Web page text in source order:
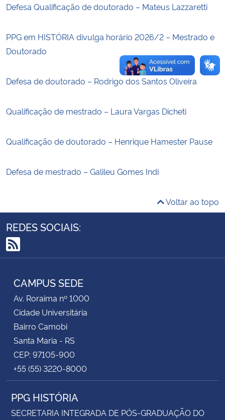
Gabinete de Segurança Institucional
Advocacia-Geral da União
Planalto
Defesa Qualificação de doutorado – Mateus Lazzaretti
PPG em HISTÓRIA divulga horário 2026/2 – Mestrado e
Doutorado
Defesa de doutorado – Rodrigo dos Santos Oliveira
Qualificação de mestrado – Laura Vargas Dicheti
Qualificação de doutorado – Henrique Hamester Pause
Defesa de mestrado – Galileu Gomes Indi
Voltar ao topo
REDES SOCIAIS:
RSS
CAMPUS SEDE
Av. Roraima nº 1000
Cidade Universitária
Bairro Camobi
Santa Maria - RS
CEP: 97105-900
+55 (55) 3220-8000
PPG HISTÓRIA
SECRETARIA INTEGRADA DE PÓS-GRADUAÇÃO DO